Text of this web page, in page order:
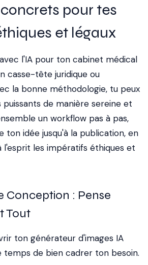
pour tes
et légaux
l'IA pour ton cabinet médical
casse-tête juridique ou
la bonne méthodologie, tu peux
de manière sereine et
un workflow pas à pas,
ton idée jusqu'à la publication, en
l'esprit les impératifs éthiques et
Conception : Pense
Tout
ton générateur d'images IA
temps de bien cadrer ton besoin.